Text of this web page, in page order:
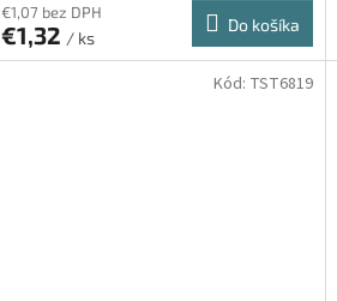
€1,07 bez DPH
€1,32 / ks
Do košíka
Kód: TST6819